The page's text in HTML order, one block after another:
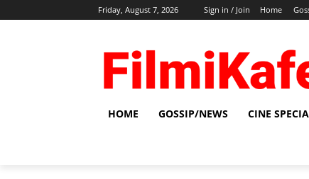
Friday, August 7, 2026 Sign in / Join Home
HOME GOSSIP/NEWS CINE